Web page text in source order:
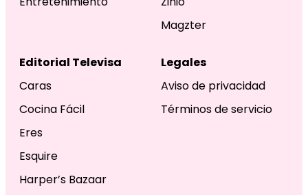
Magzter
Editorial Televisa
Caras
Cocina Fácil
Eres
Esquire
Harper’s Bazaar
Legales
Aviso de privacidad
Términos de servicio